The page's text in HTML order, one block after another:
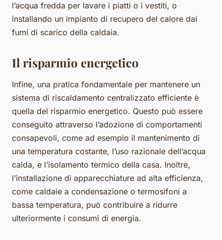
l’acqua fredda per lavare i piatti o i vestiti, o
installando un impianto di recupero del calore dai
fumi di scarico della caldaia.
Il risparmio energetico
Infine, una pratica fondamentale per mantenere un
sistema di riscaldamento centralizzato efficiente è
quella del risparmio energetico. Questo può essere
conseguito attraverso l’adozione di comportamenti
consapevoli, come ad esempio il mantenimento di
una temperatura costante, l’uso razionale dell’acqua
calda, e l’isolamento termico della casa. Inoltre,
l’installazione di apparecchiature ad alta efficienza,
come caldaie a condensazione o termosifoni a
bassa temperatura, può contribuire a ridurre
ulteriormente i consumi di energia.